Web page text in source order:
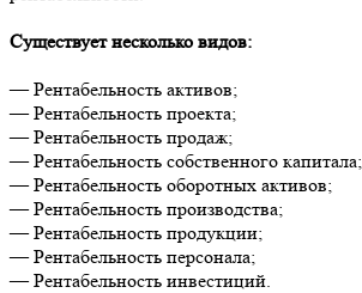
Существует несколько видов:
— Рентабельность активов;
— Рентабельность проекта;
— Рентабельность продаж;
— Рентабельность собственного капитала;
— Рентабельность оборотных активов;
— Рентабельность производства;
— Рентабельность продукции;
— Рентабельность персонала;
— Рентабельность инвестиций.